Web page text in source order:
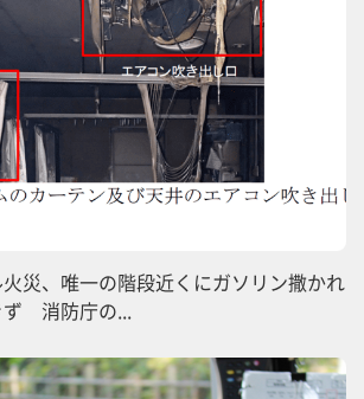
災、唯一の階段近くにガソリン撒かれ
ず 消防庁の...